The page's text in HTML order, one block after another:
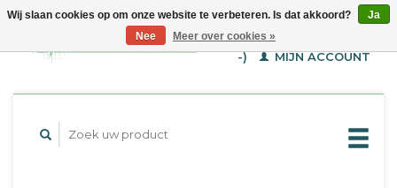
WINKELWAGEN (€--,-
-)
MIJN ACCOUNT
Wij slaan cookies op om onze website te verbeteren. Is dat akkoord?
Ja
Nee
Meer over cookies »